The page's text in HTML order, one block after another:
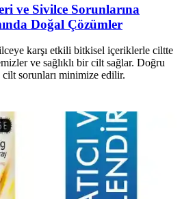
ve Sivilce Sorunlarına
Doğal Çözümler
karşı etkili bitkisel içeriklerle ciltte
ve sağlıklı bir cilt sağlar. Doğru
sorunları minimize edilir.